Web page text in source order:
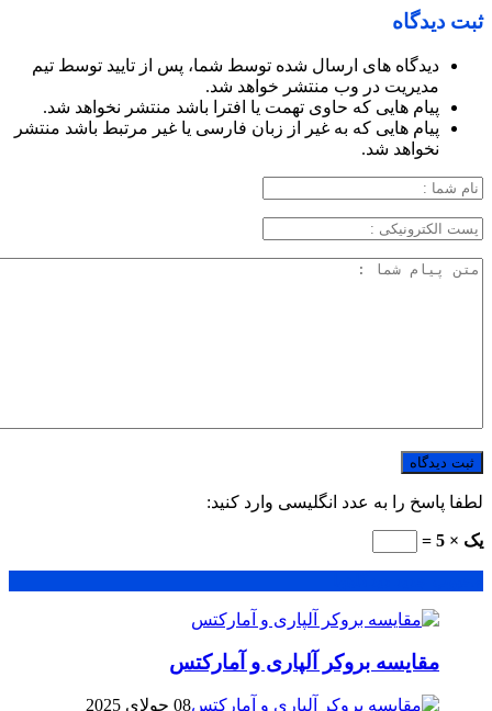
ثبت دیدگاه
دیدگاه های ارسال شده توسط شما، پس از تایید توسط تیم
مدیریت در وب منتشر خواهد شد.
پیام هایی که حاوی تهمت یا افترا باشد منتشر نخواهد شد.
پیام هایی که به غیر از زبان فارسی یا غیر مرتبط باشد منتشر
نخواهد شد.
لطفا پاسخ را به عدد انگلیسی وارد کنید:
یک × 5 =
مقایسه بروکر آلپاری و آمارکتس
08 جولای 2025